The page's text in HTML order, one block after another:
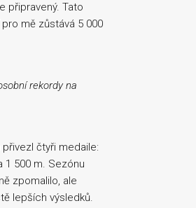
připravený. Tato
mě zůstává 5 000
rekordy na
čtyři medaile:
1 500 m. Sezónu
zpomalilo, ale
lepších výsledků.